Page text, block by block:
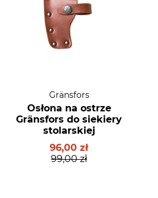
Gränsfors
Osłona na ostrze
Gränsfors do siekiery
stolarskiej
96,00 zł
99,00 zł